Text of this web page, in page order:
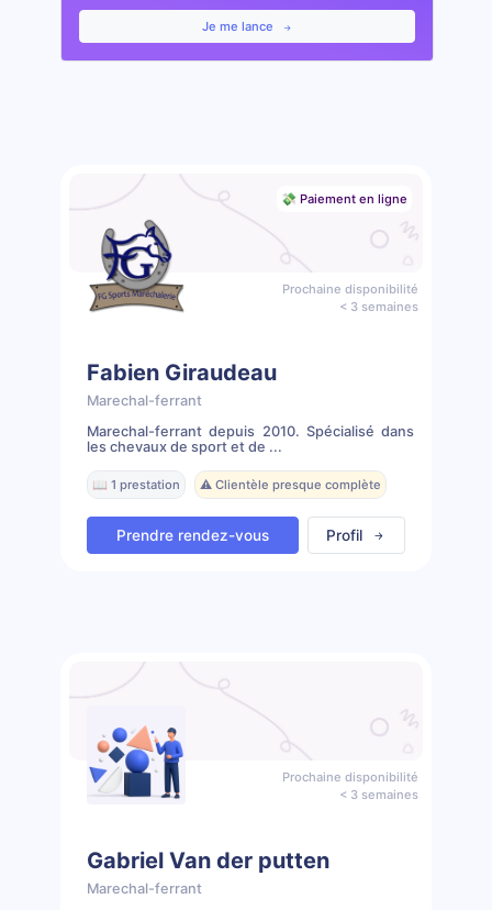
Je me lance
💸 Paiement en ligne
Prochaine disponibilité
< 3 semaines
Fabien Giraudeau
Marechal-ferrant
Marechal-ferrant depuis 2010. Spécialisé dans
les chevaux de sport et de ...
📖 1 prestation ⚠️ Clientèle presque complète
Prendre rendez-vous Profil
Prochaine disponibilité
< 3 semaines
Gabriel Van der putten
Marechal-ferrant